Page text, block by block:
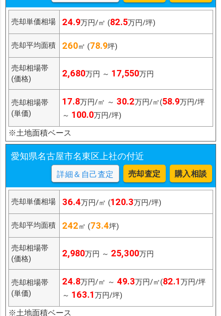
売却単価相場 24.9万円/㎡ (82.5万円/坪)
売却平均面積 260㎡ (78.9坪)
売却相場帯
(価格)
2,680万円 ～ 17,550万円
売却相場帯
(単価)
17.8万円/㎡ ～ 30.2万円/㎡(58.9万円/坪
～ 100.0万円/坪)
※土地面積ベース
愛知県名古屋市名東区上社の付近
詳細＆自己査定 売却査定 購入相談
売却単価相場 36.4万円/㎡ (120.3万円/坪)
売却平均面積 242㎡ (73.4坪)
売却相場帯
(価格)
2,980万円 ～ 25,300万円
売却相場帯
(単価)
24.8万円/㎡ ～ 49.3万円/㎡(82.1万円/坪
～ 163.1万円/坪)
※土地面積ベース